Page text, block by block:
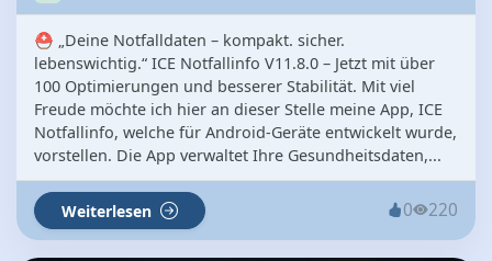
⛑️ „Deine Notfalldaten – kompakt. sicher.
lebenswichtig.“ ICE Notfallinfo V11.8.0 – Jetzt mit über
100 Optimierungen und besserer Stabilität. Mit viel
Freude möchte ich hier an dieser Stelle meine App, ICE
Notfallinfo, welche für Android-Geräte entwickelt wurde,
vorstellen. Die App verwaltet Ihre Gesundheitsdaten,...
Weiterlesen 0 220